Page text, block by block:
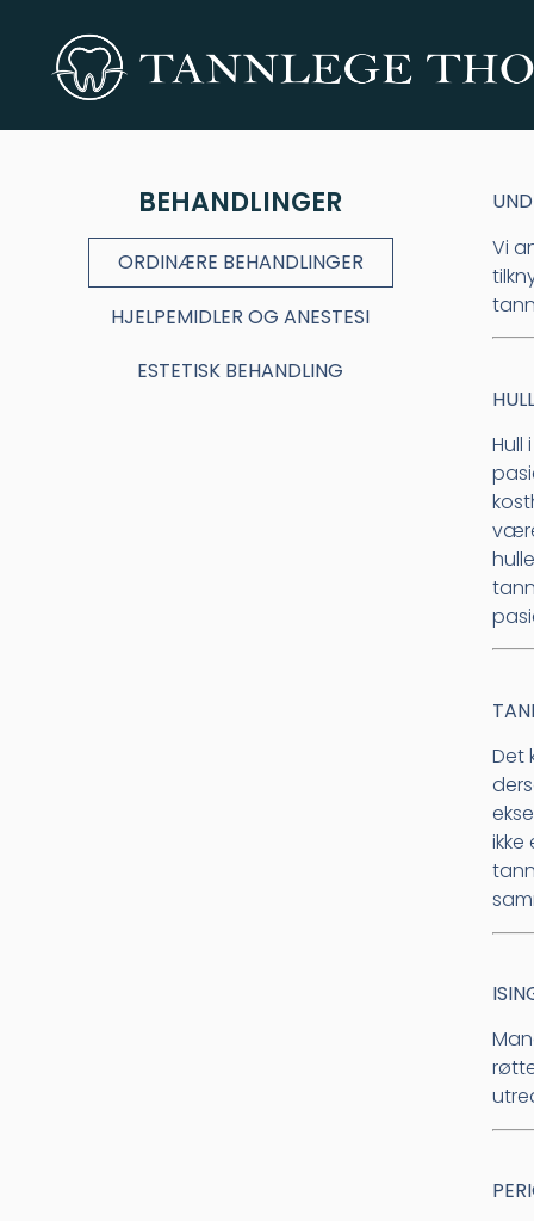
BEHANDLINGER
ORDINÆRE BEHANDLINGER
HJELPEMIDLER OG ANESTESI
ESTETISK BEHANDLING
Vi
Hull
Det